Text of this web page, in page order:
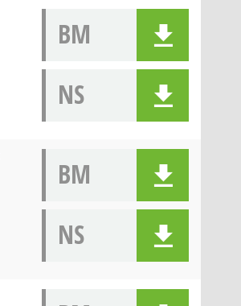
BM
NS
BM
NS